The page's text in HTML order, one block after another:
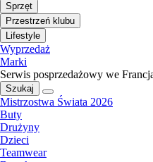
Sprzęt
Przestrzeń klubu
Lifestyle
Wyprzedaż
Marki
Serwis posprzedażowy we
Szukaj
Mistrzostwa Świata 2026
Buty
Drużyny
Dzieci
Teamwear